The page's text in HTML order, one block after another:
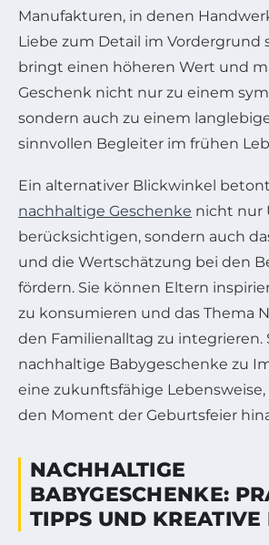
Manufakturen, in denen
Liebe zum Detail im Vordergrund
bringt einen höheren Wert und
Geschenk nicht nur zu einem
sondern auch zu einem
sinnvollen Begleiter im frühen
Ein alternativer Blickwinkel
nachhaltige Geschenke nicht nur
berücksichtigen, sondern auch
und die Wertschätzung bei den
fördern. Sie können Eltern
zu konsumieren und das Thema
den Familienalltag zu integrieren.
nachhaltige Babygeschenke zu
eine zukunftsfähige
den Moment der Geburtsfeier
NACHHALTIGE
BABYGESCHENKE:
TIPPS UND KREATIVE